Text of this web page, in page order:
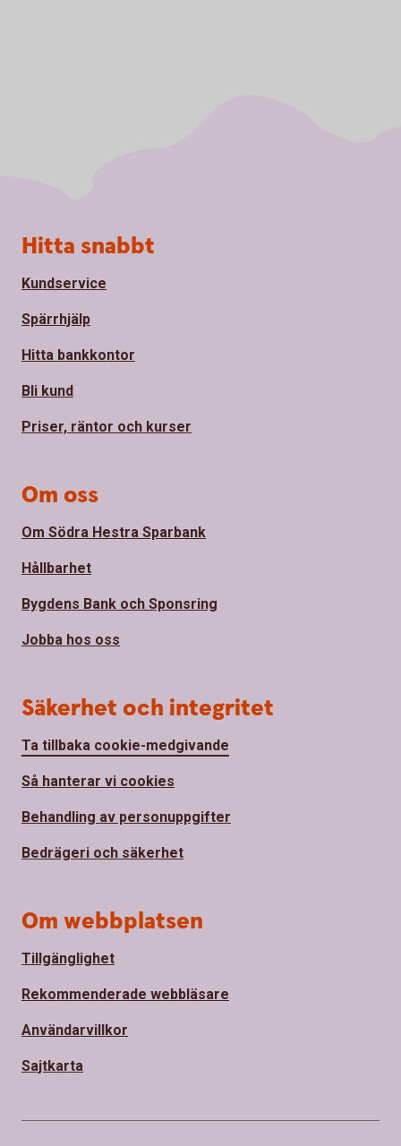
Sidfot
Hitta snabbt
Kundservice
Spärrhjälp
Hitta bankkontor
Bli kund
Priser, räntor och kurser
Om oss
Om Södra Hestra Sparbank
Hållbarhet
Bygdens Bank och Sponsring
Jobba hos oss
Säkerhet och integritet
Ta tillbaka cookie-medgivande
Så hanterar vi cookies
Behandling av personuppgifter
Bedrägeri och säkerhet
Om webbplatsen
Tillgänglighet
Rekommenderade webbläsare
Användarvillkor
Sajtkarta